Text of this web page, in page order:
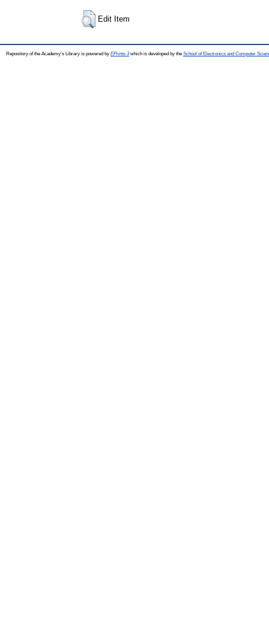
Edit Item
Repository of the Academy's Library is powered by EPrints 3which is developed by the School of Electronics and Computer